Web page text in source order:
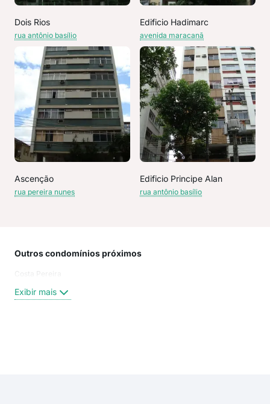
Dois Rios
rua antônio basílio
Edificio Hadimarc
avenida maracanã
Ascenção
rua pereira nunes
Edificio Principe Alan
rua antônio basílio
Outros condomínios próximos
Costa Pereira
Exibir mais